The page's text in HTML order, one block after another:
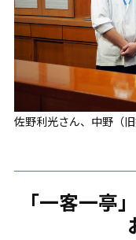
佐野利光さん、中野（
「一客一亭